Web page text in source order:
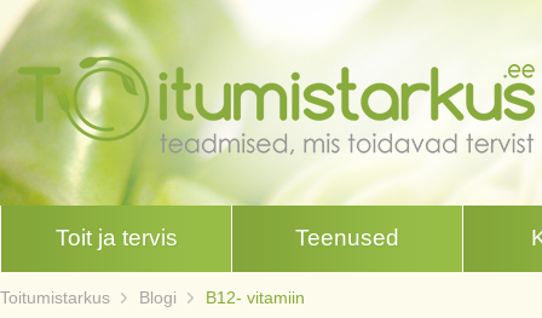
Toit ja tervis Teenused
Toitumistarkus Blogi B12- vitamiin